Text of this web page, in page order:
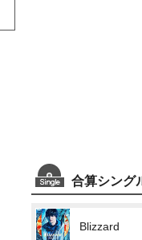
合算シング
Blizzard